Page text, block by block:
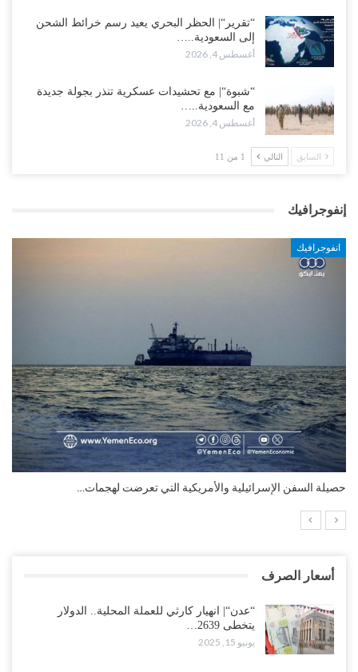
“تقرير“| الحظر البحري يعيد رسم خرائط الشحن
إلى السعودية..…
أغسطس 4, 2026
“شبوة“| مع تحشيدات عسكرية تنذر بجولة جديدة
مع السعودية..…
أغسطس 4, 2026
السابق التالي 1 من 11
إنفوجرافيك
انفوجرافيك
التضخم السنوي لمنطقة اليورو.. “إنفوجرافيك“..!
أسعار الصرف
“عدن“| انهيار كارثي للعملة المحلية.. الدولار
يتخطى 2639…
يونيو 15, 2025